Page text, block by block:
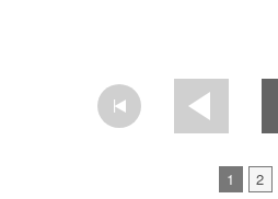
1 2